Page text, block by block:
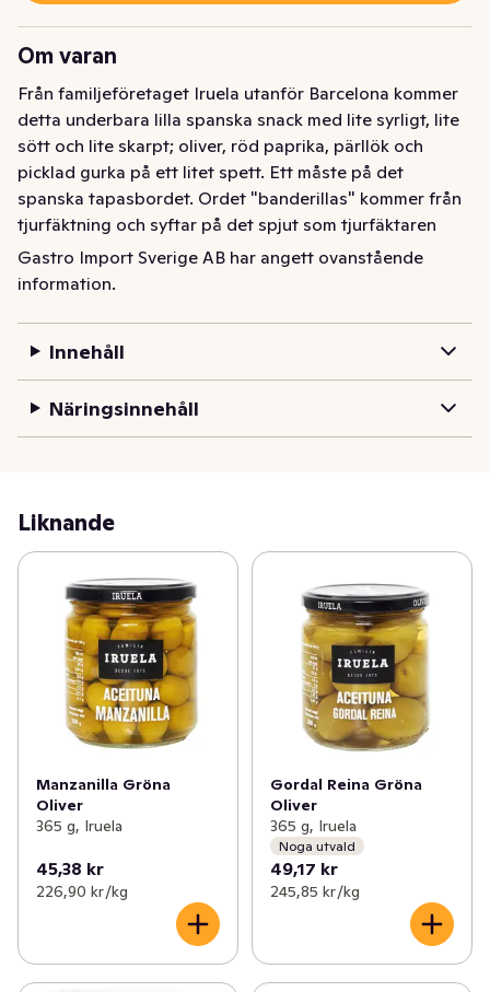
Om varan
Från familjeföretaget Iruela utanför Barcelona kommer
detta underbara lilla spanska snack med lite syrligt, lite
sött och lite skarpt; oliver, röd paprika, pärllök och
picklad gurka på ett litet spett. Ett måste på det
spanska tapasbordet. Ordet "banderillas" kommer från
tjurfäktning och syftar på det spjut som tjurfäktaren
använder.
Gastro Import Sverige AB har angett ovanstående
information.
Innehåll
Näringsinnehåll
Liknande
Manzanilla Gröna
Oliver
365 g, Iruela
45,38 kr
226,90 kr /kg
Gordal Reina Gröna
Oliver
365 g, Iruela
Noga utvald
49,17 kr
245,85 kr /kg